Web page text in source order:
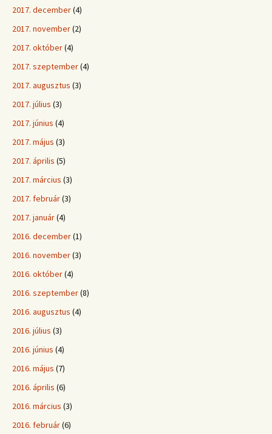
2017. december(4)
2017. november(2)
2017. október(4)
2017. szeptember(4)
2017. augusztus (3)
2017. július (3)
2017. június (4)
2017. május (3)
2017. április (5)
2017. március (3)
2017. február(3)
2017. január(4)
2016. december(1)
2016. november(3)
2016. október(4)
2016. szeptember(8)
2016. augusztus (4)
2016. július (3)
2016. június (4)
2016. május (7)
2016. április (6)
2016. március (3)
2016. február(6)